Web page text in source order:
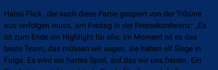
Hansi Flick, der auch diese Partie gesperrt von der Tribüne
aus verfolgen muss, am Freitag in der Pressekonferenz: „Es
ist zum Ende ein Highlight für alle. Im Moment ist es das
beste Team, das müssen wir sagen, sie haben elf Siege in
Folge. Es wird ein hartes Spiel, auf das wir uns freuen. Ein